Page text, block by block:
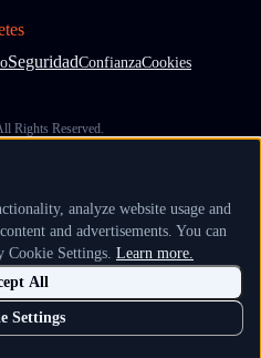
SeguridadConfianzaCookies
Rights Reserved.
analyze website usage and
and advertisements. You can
Cookie Settings. Learn more.
Settings
All